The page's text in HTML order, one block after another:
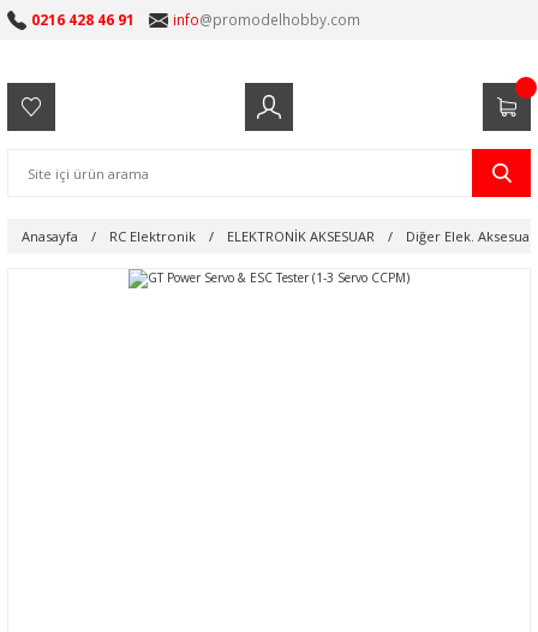
0216 428 46 91 info@promodelhobby.com
Anasayfa RC Elektronik ELEKTRONİK AKSESUAR Diğer Elek.